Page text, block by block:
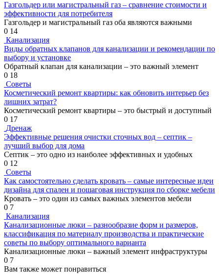
Газгольдер или магистральный газ – сравнение стоимости и
эффективности для потребителя
Газгольдер и магистральный газ оба являются важными
0 14
Канализация
Виды обратных клапанов для канализации и рекомендации по
выбору и установке
Обратный клапан для канализации – это важный элемент
0 18
Советы
Косметический ремонт квартиры: как обновить интерьер без
лишних затрат?
Косметический ремонт квартиры – это быстрый и доступный
0 17
Дренаж
Эффективные решения очистки сточных вод – септик –
лучший выбор для дома
Септик – это одно из наиболее эффективных и удобных
0 12
Советы
Как самостоятельно сделать кровать – самые интересные идеи
дизайна для спален и пошаговая инструкция по сборке мебели
Кровать – это один из самых важных элементов мебели
0 7
Канализация
Канализационные люки – разнообразие форм и размеров,
классификация по материалу производства и практические
советы по выбору оптимального варианта
Канализационные люки – важный элемент инфраструктуры
0 7
Вам также может понравиться